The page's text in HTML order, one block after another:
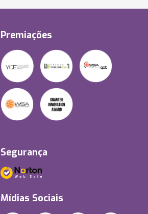
Premiações
Segurança
Mídias Sociais